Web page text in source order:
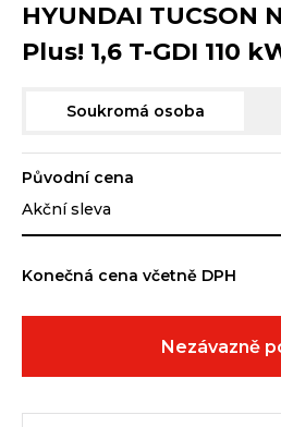
HYUNDAI TUCSON
Plus! 1,6 T-GDI 110
Soukromá osoba
Původní cena
Akční sleva
Konečná cena včetně DPH
Nezávazně